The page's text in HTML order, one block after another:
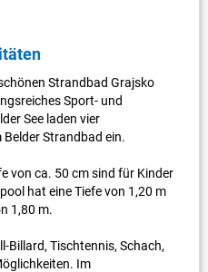
Strandbad Grajsko
Sport- und
See laden vier
Strandbad ein.
von ca. 50 cm sind für Kinder
hat eine Tiefe von 1,20 m
1,80 m.
Billard, Tischtennis, Schach,
Im